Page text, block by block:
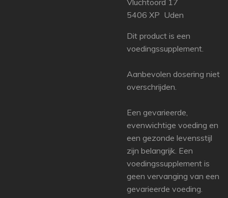
Vluchtoord 17
​5406 XP Uden
Dit product is een
voedingssupplement.
Aanbevolen dosering niet
overschrijden.
Een gevarieerde,
evenwichtige voeding en
een gezonde levensstijl
zijn belangrijk. Een
voedingssupplement is
geen vervanging van een
gevarieerde voeding.